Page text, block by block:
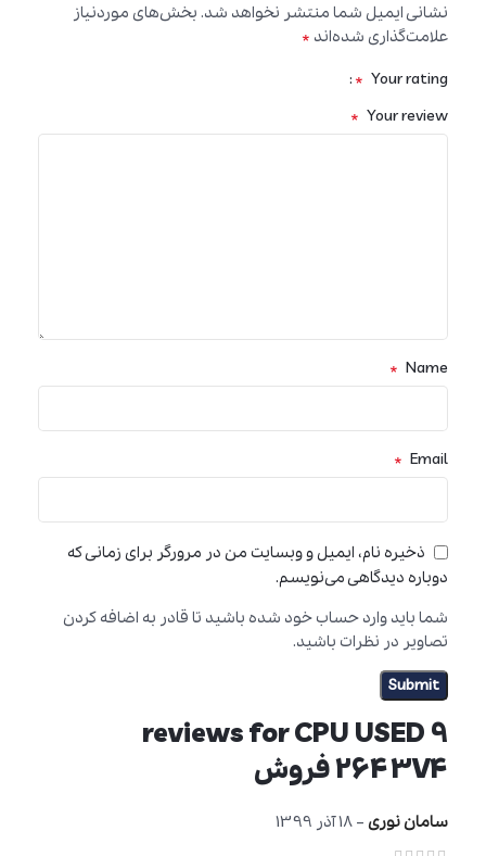
9 reviews for
CPU USED
2643V4 فروش
سامان نوری – 18 آذر 1399
نشانی ایمیل شما منتشر نخواهد شد. بخش‌های موردنیاز
علامت‌گذاری شده‌اند *
Your rating
*
Your review
*
Name
*
Email
*
ذخیره نام، ایمیل و وبسایت من در مرورگر برای زمانی که
دوباره دیدگاهی می‌نویسم.
شما باید وارد حساب خود شده باشید تا قادر به اضافه کردن
تصاویر در نظرات باشید.